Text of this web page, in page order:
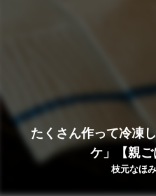
たくさん作って冷凍
ケ」【親ご
枝元なほ